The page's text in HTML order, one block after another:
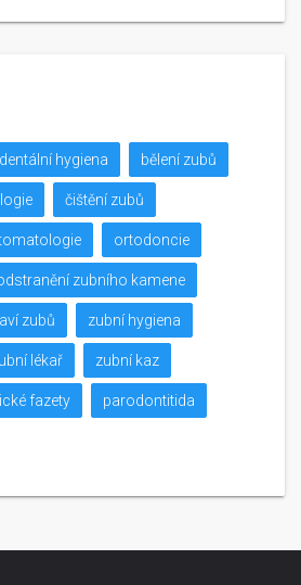
dentální hygiena bělení zubů
čištění zubů
ortodoncie
zubního kamene
zubů zubní hygiena
lékař zubní kaz
fazety parodontitida